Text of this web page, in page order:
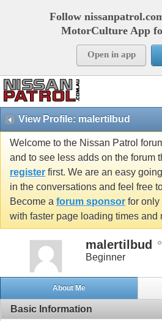
Follow
MotorCulture App
Open in app
View Profile: malertilbud
Welcome to the Nissan Patrol
and to see less adds on the forum
register first. We are an easy
in the conversations and feel free
Become a forum sponsor for only
with faster page loading times and
malertilbud
Beginner
About Me
Basic Information